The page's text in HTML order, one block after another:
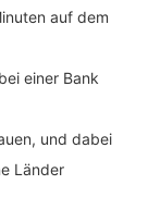
auf dem
einer Bank
und dabei
Länder